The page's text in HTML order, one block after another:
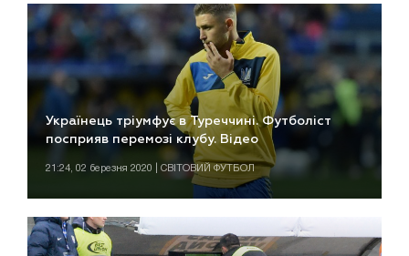
Українець тріумфує в Туреччині. Футболіст
посприяв перемозі клубу. Відео
21:24, 02 березня 2020 | СВІТОВИЙ ФУТБОЛ